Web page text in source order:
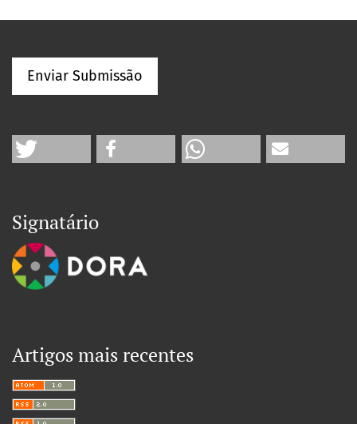
Enviar Submissão
Signatário
Artigos mais recentes